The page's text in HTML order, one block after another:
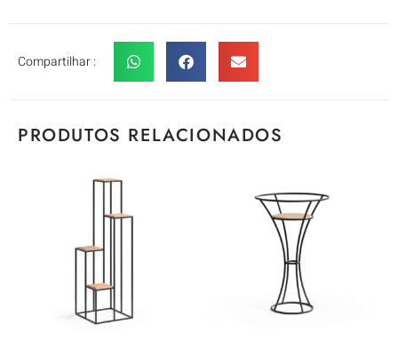
Compartilhar :
PRODUTOS RELACIONADOS